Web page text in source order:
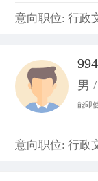
度参
意向职位: 行政
男
能即
意向职位: 行政